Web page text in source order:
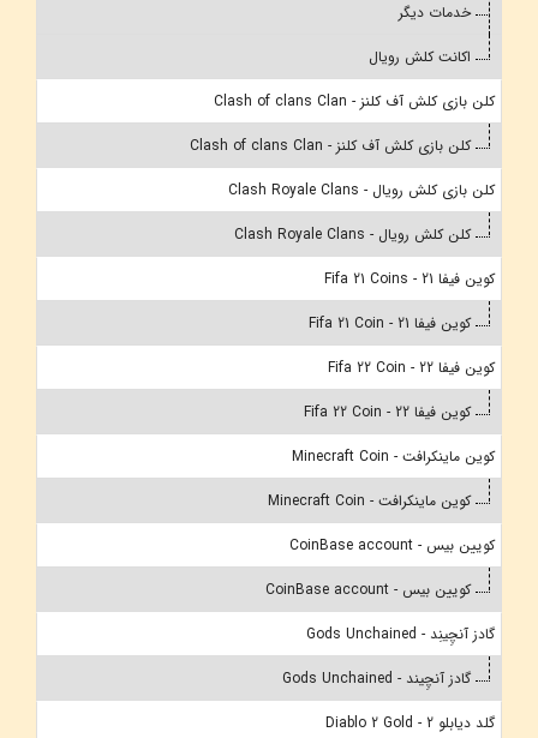
خدمات دیگر
اکانت کلش رویال
کلن بازی کلش آف کلنز - Clash of clans Clan
کلن بازی کلش آف کلنز - Clash of clans Clan
کلن بازی کلش رویال - Clash Royale Clans
کلن کلش رویال - Clash Royale Clans
کوین فیفا 21 - Fifa 21 Coins
کوین فیفا 21 - Fifa 21 Coin
کوین فیفا 22 - Fifa 22 Coin
کوین فیفا 22 - Fifa 22 Coin
کوین ماینکرافت - Minecraft Coin
کوین ماینکرافت - Minecraft Coin
کویین بیس - CoinBase account
کویین بیس - CoinBase account
گادز آنچِینِد - Gods Unchained
گادز آنچِیند - Gods Unchained
گلد دیابلو 2 - Diablo 2 Gold